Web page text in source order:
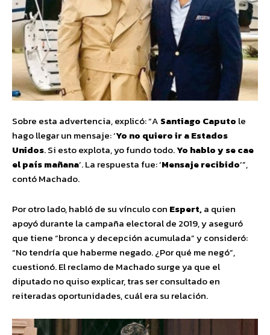
Sobre esta advertencia, explicó: “A Santiago Caputo le
hago llegar un mensaje: ‘Yo no quiero ir a Estados
Unidos. Si esto explota, yo fundo todo.Yo hablo y se cae
el país mañana’. La respuesta fue: ‘Mensaje recibido’”,
contó Machado.
Por otro lado, habló de su vínculo con Espert,a quien
apoyó durante la campaña electoral de 2019, y aseguró
que tiene “bronca y decepción acumulada” y consideró:
“No tendría que haberme negado. ¿Por qué me negó”,
cuestionó. El reclamo de Machado surge ya que el
diputado no quiso explicar, tras ser consultado en
reiteradas oportunidades, cuál era su relación.